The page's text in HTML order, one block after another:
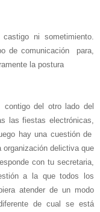
ni sometimiento.
de comunicación para,
la postura
del otro lado del
las fiestas electrónicas,
hay una cuestión de
delictiva que
con tu secretaria,
a la que todos los
atender de un modo
de cual se está